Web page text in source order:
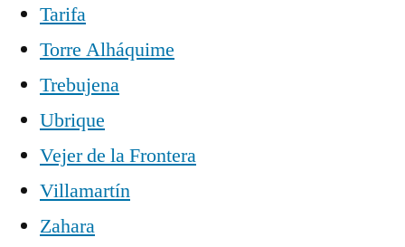
Tarifa
Torre Alháquime
Trebujena
Ubrique
Vejer de la Frontera
Villamartín
Zahara